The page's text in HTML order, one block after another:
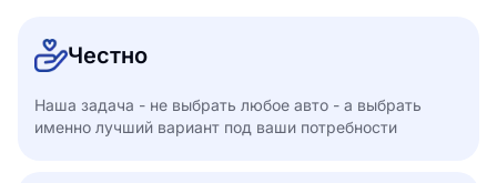
Честно
Наша задача - не выбрать любое авто - а выбрать
именно лучший вариант под ваши потребности